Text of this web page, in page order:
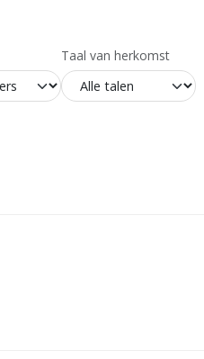
Taal van herkomst